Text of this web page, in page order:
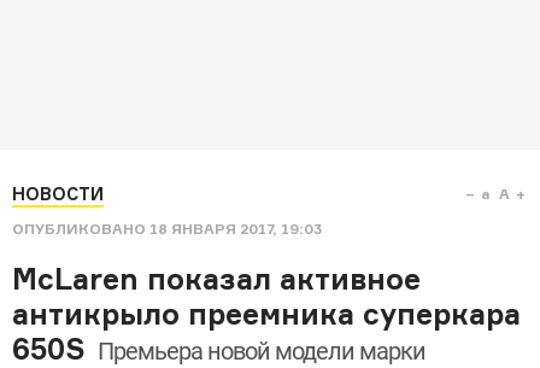
НОВОСТИ
ОПУБЛИКОВАНО 18 ЯНВАРЯ 2017, 19:03
a A
McLaren показал активное
антикрыло преемника суперкара
650S Премьера новой модели марки